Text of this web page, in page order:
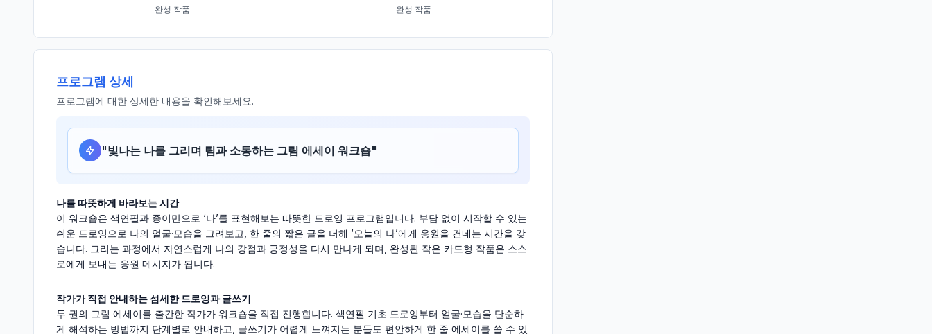
완성 작품 완성 작품
프로그램 상세
프로그램에 대한 상세한 내용을 확인해보세요.
"빛나는 나를 그리며 팀과 소통하는 그림 에세이 워크숍"
나를 따뜻하게 바라보는 시간
이 워크숍은 색연필과 종이만으로 ‘나’를 표현해보는 따뜻한 드로잉 프로그램입니다. 부담 없이 시작할 수 있는
쉬운 드로잉으로 나의 얼굴·모습을 그려보고, 한 줄의 짧은 글을 더해 ‘오늘의 나’에게 응원을 건네는 시간을 갖
습니다. 그리는 과정에서 자연스럽게 나의 강점과 긍정성을 다시 만나게 되며, 완성된 작은 카드형 작품은 스스
로에게 보내는 응원 메시지가 됩니다.
작가가 직접 안내하는 섬세한 드로잉과 글쓰기
두 권의 그림 에세이를 출간한 작가가 워크숍을 직접 진행합니다. 색연필 기초 드로잉부터 얼굴·모습을 단순하
게 해석하는 방법까지 단계별로 안내하고, 글쓰기가 어렵게 느껴지는 분들도 편안하게 한 줄 에세이를 쓸 수 있